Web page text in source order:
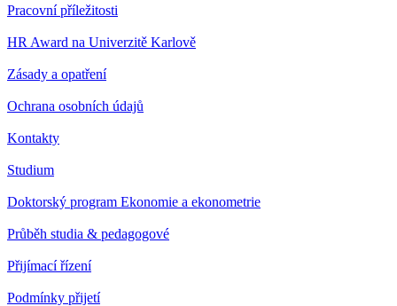
Pracovní příležitosti
HR Award na Univerzitě Karlově
Zásady a opatření
Ochrana osobních údajů
Kontakty
Studium
Doktorský program Ekonomie a ekonometrie
Průběh studia & pedagogové
Přijímací řízení
Podmínky přijetí